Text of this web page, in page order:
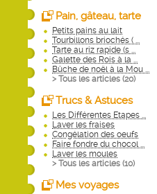
Pain, gâteau, tarte
Petits pains au lait
Tourbillons briochés ( ...
Tarte au riz rapide (s ...
Galette des Rois à la ...
Bûche de noël à la Mou ...
> Tous les articles (20)
Trucs & Astuces
Les Différentes Etapes ...
Laver les fraises
Congélation des oeufs
Faire fondre du chocol ...
Laver les moules
> Tous les articles (10)
Mes voyages